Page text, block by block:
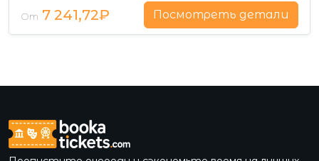
От 7 241,72₽ Посмотреть детали